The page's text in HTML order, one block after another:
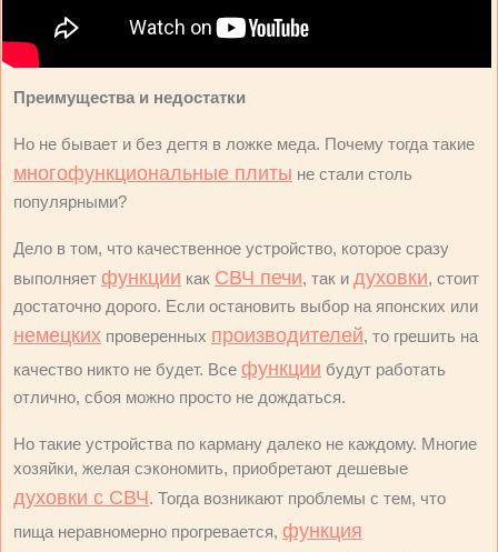
Преимущества и недостатки
Но не бывает и без дегтя в ложке меда. Почему тогда такие
многофункциональные плиты не стали столь
популярными?
Дело в том, что качественное устройство, которое сразу
выполняет функции как СВЧ печи, так и духовки, стоит
достаточно дорого. Если остановить выбор на японских или
немецких проверенных производителей, то грешить на
качество никто не будет. Все функции будут работать
отлично, сбоя можно просто не дождаться.
Но такие устройства по карману далеко не каждому. Многие
хозяйки, желая сэкономить, приобретают дешевые
духовки с СВЧ. Тогда возникают проблемы с тем, что
пища неравномерно прогревается, функция